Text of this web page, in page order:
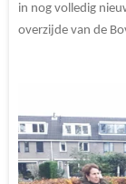
in nog volledig
overzijde van de